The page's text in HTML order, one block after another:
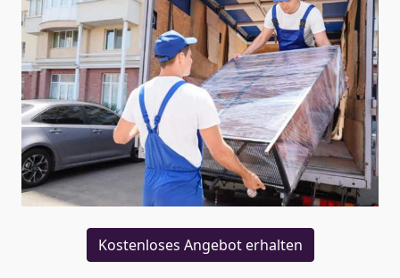
Kostenloses Angebot erhalten